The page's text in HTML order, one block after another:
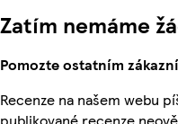
Zatím nemáme
Pomozte ostatním
Recenze na našem webu